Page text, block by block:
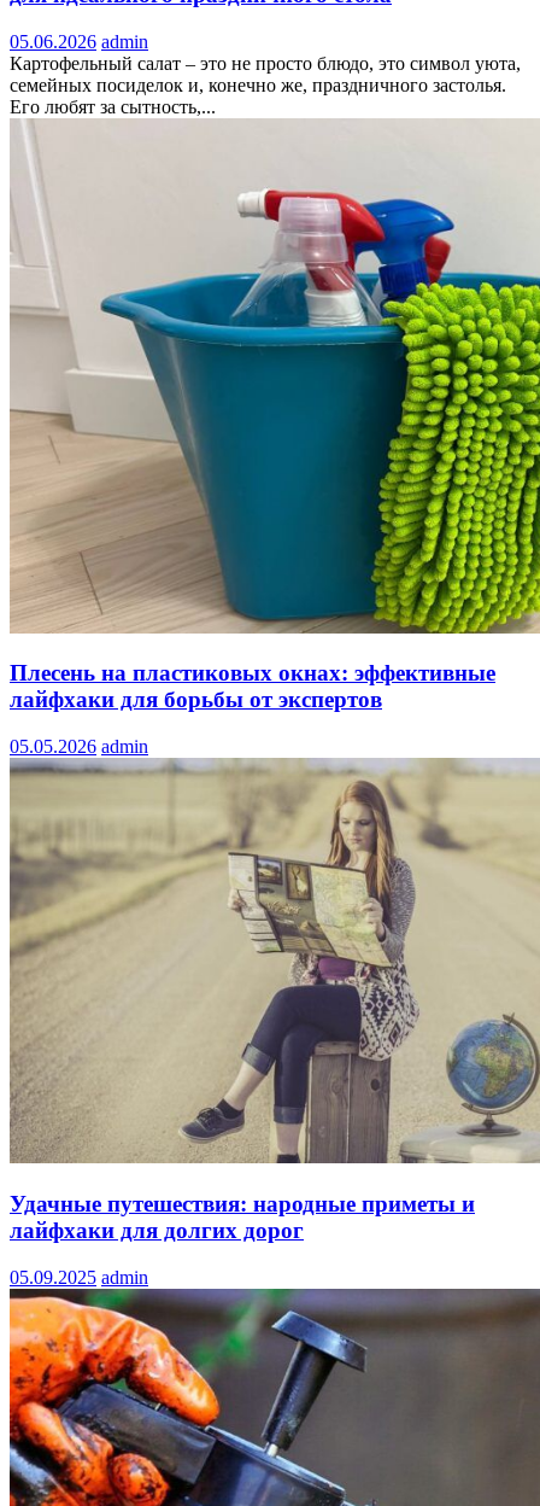
05.06.2026 admin
Картофельный салат – это не просто блюдо, это символ уюта,
семейных посиделок и, конечно же, праздничного застолья.
Его любят за сытность,...
Плесень на пластиковых окнах: эффективные
лайфхаки для борьбы от экспертов
05.05.2026 admin
Удачные путешествия: народные приметы и
лайфхаки для долгих дорог
05.09.2025 admin